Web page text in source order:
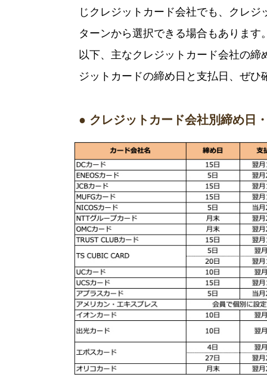
じクレジットカード会社でも、クレ
ターンから選択できる場合もあります
以下、主なクレジットカード会社の
ジットカードの締め日と支払日、ぜひ
● クレジットカード会社別締め日